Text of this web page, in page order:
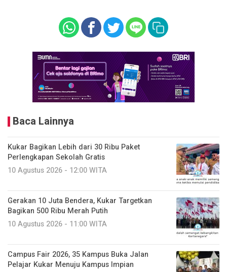
Baca Lainnya
Kukar Bagikan Lebih dari 30 Ribu Paket
Perlengkapan Sekolah Gratis
10 Agustus 2026 - 12:00 WITA
Gerakan 10 Juta Bendera, Kukar Targetkan
Bagikan 500 Ribu Merah Putih
10 Agustus 2026 - 11:00 WITA
Campus Fair 2026, 35 Kampus Buka Jalan
Pelajar Kukar Menuju Kampus Impian